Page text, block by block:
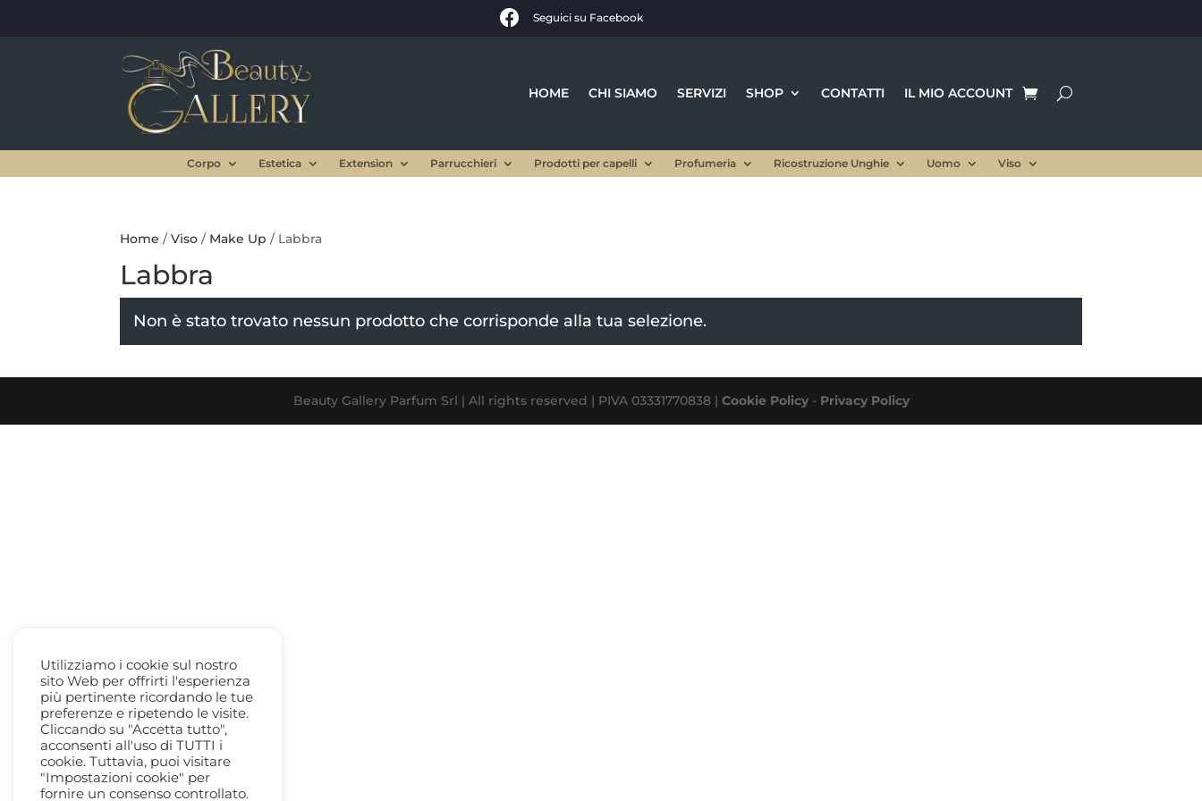
 Seguici su Facebook
HOME CHI SIAMO SERVIZI SHOP CONTATTI IL MIO ACCOUNT
Corpo Estetica Extension Parrucchieri Prodotti per capelli Profumeria Ricostruzione Unghie Uomo Viso
Home /Viso / Make Up / Labbra
Labbra
Non è stato trovato nessun prodotto che corrisponde alla tua selezione.
Beauty Gallery Parfum Srl | All rights reserved | PIVA 03331770838 | Cookie Policy- Privacy Policy
Utilizziamo i cookie sul nostro
sito Web per offrirti l'esperienza
più pertinente ricordando le tue
preferenze e ripetendo le visite.
Cliccando su "Accetta tutto",
acconsenti all'uso di TUTTI i
cookie. Tuttavia, puoi visitare
"Impostazioni cookie" per
fornire un consenso controllato.